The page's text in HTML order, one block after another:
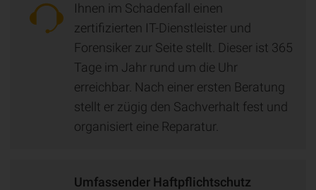
Ihnen im Schadenfall einen
zertifizierten IT-Dienstleister und
Forensiker zur Seite stellt. Dieser ist 365
Tage im Jahr rund um die Uhr
erreichbar. Nach einer ersten Beratung
stellt er zügig den Sachverhalt fest und
organisiert eine Reparatur.
Umfassender Haftpflichtschutz